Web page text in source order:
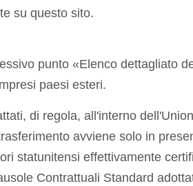
su questo sito.
punto «Elenco dettagliato
paesi esteri.
di regola, all'interno
avviene solo in
statunitensi effettivamente
Contrattuali Standard